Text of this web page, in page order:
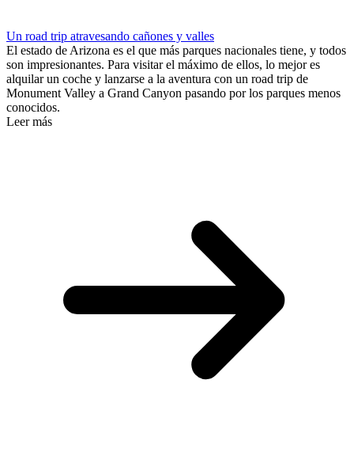
Un road trip atravesando cañones y valles
El estado de Arizona es el que más parques nacionales tiene, y todos
son impresionantes. Para visitar el máximo de ellos, lo mejor es
alquilar un coche y lanzarse a la aventura con un road trip de
Monument Valley a Grand Canyon pasando por los parques menos
conocidos.
Leer más